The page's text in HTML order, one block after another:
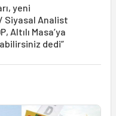
yeni
Siyasal Analist
Altılı Masa’ya
dedi”